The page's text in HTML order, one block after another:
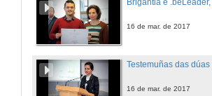
16 de mar. de 2017
16 de mar. de 2017